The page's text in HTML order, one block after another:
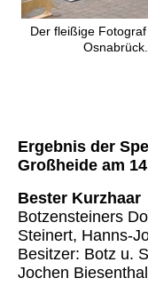
Der fleißige
Ergebnis der
Großheide am
Bester Kurzhaar
Botzensteiners
Steinert, Hanns-
Besitzer: Botz u.
Jochen Biesenthal